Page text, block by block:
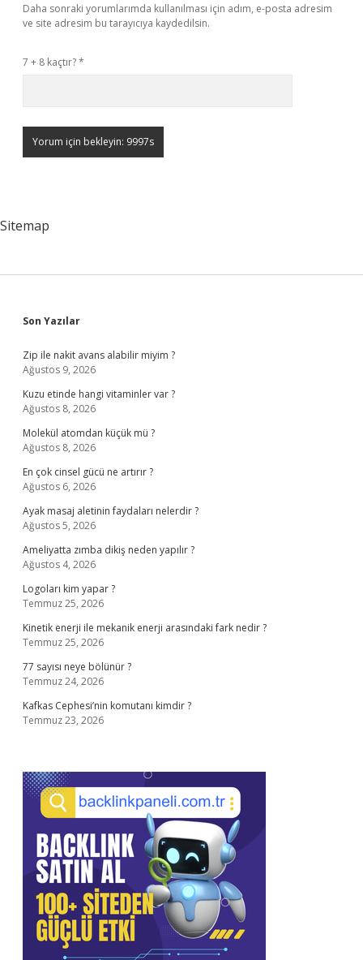
Daha sonraki yorumlarımda kullanılması için adım, e-posta adresim
ve site adresim bu tarayıcıya kaydedilsin.
7 + 8 kaçtır?*
Sitemap
Sidebar
Son Yazılar
Zip ile nakit avans alabilir miyim ?
Ağustos 9, 2026
Kuzu etinde hangi vitaminler var ?
Ağustos 8, 2026
Molekül atomdan küçük mü ?
Ağustos 8, 2026
En çok cinsel gücü ne artırır ?
Ağustos 6, 2026
Ayak masaj aletinin faydaları nelerdir ?
Ağustos 5, 2026
Ameliyatta zımba dikiş neden yapılır ?
Ağustos 4, 2026
Logoları kim yapar ?
Temmuz 25, 2026
Kinetik enerji ile mekanik enerji arasındaki fark nedir ?
Temmuz 25, 2026
77 sayısı neye bölünür ?
Temmuz 24, 2026
Kafkas Cephesi’nin komutanı kimdir ?
Temmuz 23, 2026